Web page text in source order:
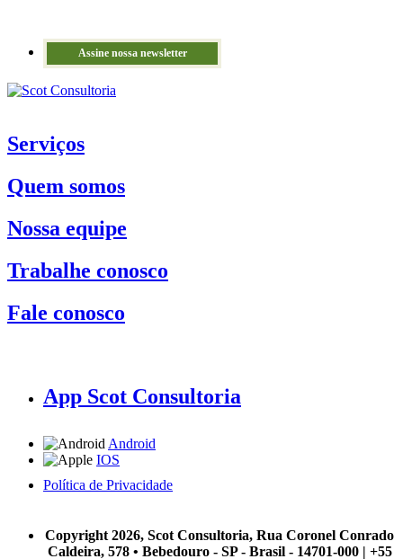
Assine nossa newsletter
Serviços
Quem somos
Nossa equipe
Trabalhe conosco
Fale conosco
App Scot Consultoria
Android
IOS
Política de Privacidade
Copyright 2026, Scot Consultoria, Rua Coronel Conrado
Caldeira, 578 • Bebedouro - SP - Brasil - 14701-000 | +55